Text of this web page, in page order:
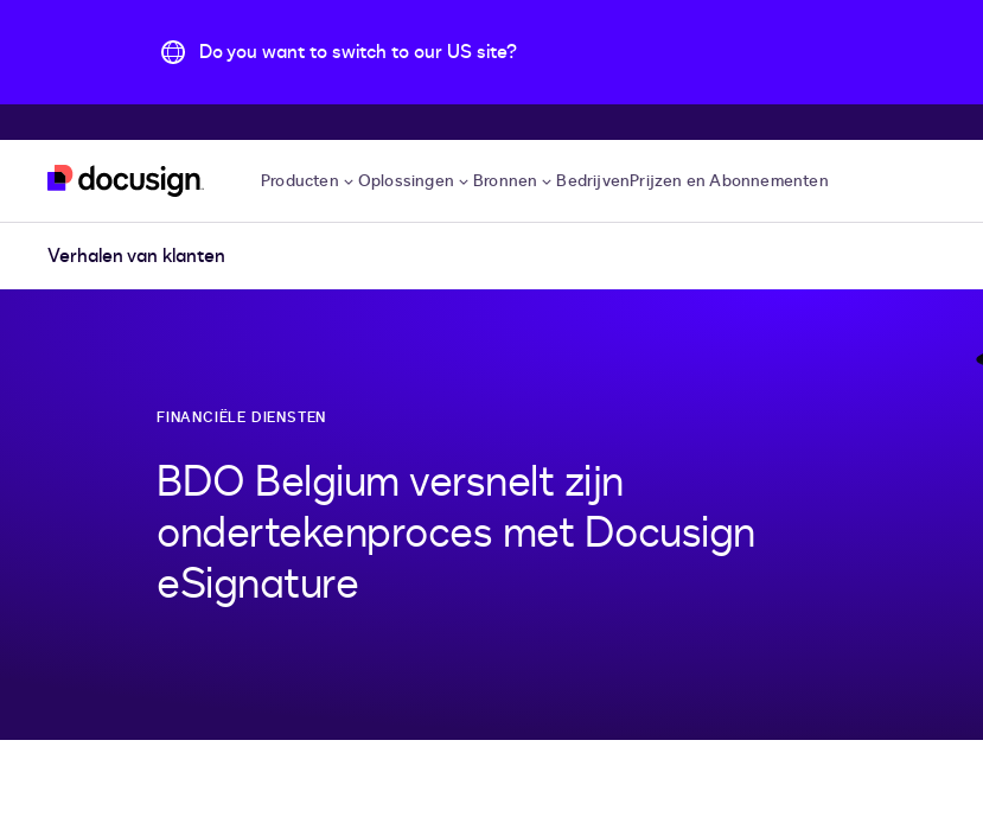
Do you want to switch to our US site?
Producten Oplossingen Bronnen BedrijvenPrijzen en Abonnementen
Verhalen van klanten
FINANCIËLE DIENSTEN
BDO Belgium versnelt zijn
ondertekenproces met Docusign
eSignature